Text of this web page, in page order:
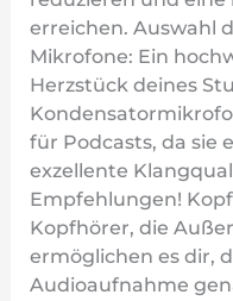
erreichen. Auswahl
Mikrofone: Ein
Herzstück deines
für Podcasts, da sie
exzellente
Empfehlungen!
Kopfhörer, die
ermöglichen es dir,
Audioaufnahme